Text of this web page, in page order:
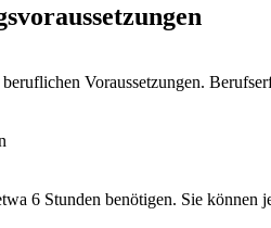
Voraussetzungen.
6 Stunden benötigen. Sie können